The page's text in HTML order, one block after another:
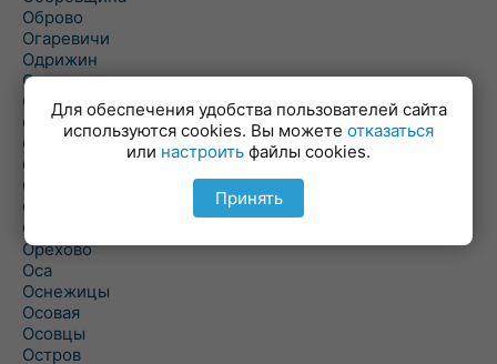
Оброво
Огаревичи
Одрижин
Оздамичи
Озяты
Олтуш
Ольманы
Ольпень
Ольшаны
Омельная
Ополь
Орехово
Оса
Оснежицы
Осовая
Осовцы
Остров
Для обеспечения удобства пользователей сайта
используются cookies. Вы можете отказаться
или настроить файлы cookies.
Принять